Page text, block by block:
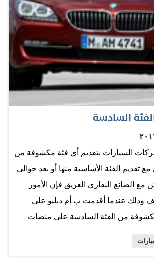
السادسة
السيارات بتقديم أي فئة مكشوفة من
مع تقديم الفئة الأساسية منها أو بعد حوالي
مع الصانع البفاري العريق فإن الأمور
عندما أقدمت ب أم دبليو على
من الفئة السادسة على منصات